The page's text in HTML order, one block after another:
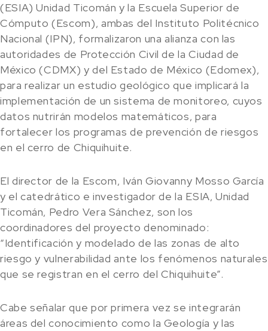
(ESIA) Unidad Ticomán y la Escuela Superior de
Cómputo (Escom), ambas del Instituto Politécnico
Nacional (IPN), formalizaron una alianza con las
autoridades de Protección Civil de la Ciudad de
México (CDMX) y del Estado de México (Edomex),
para realizar un estudio geológico que implicará la
implementación de un sistema de monitoreo, cuyos
datos nutrirán modelos matemáticos, para
fortalecer los programas de prevención de riesgos
en el cerro de Chiquihuite.
El director de la Escom, Iván Giovanny Mosso García
y el catedrático e investigador de la ESIA, Unidad
Ticomán, Pedro Vera Sánchez, son los
coordinadores del proyecto denominado:
“Identificación y modelado de las zonas de alto
riesgo y vulnerabilidad ante los fenómenos naturales
que se registran en el cerro del Chiquihuite”.
Cabe señalar que por primera vez se integrarán
áreas del conocimiento como la Geología y las